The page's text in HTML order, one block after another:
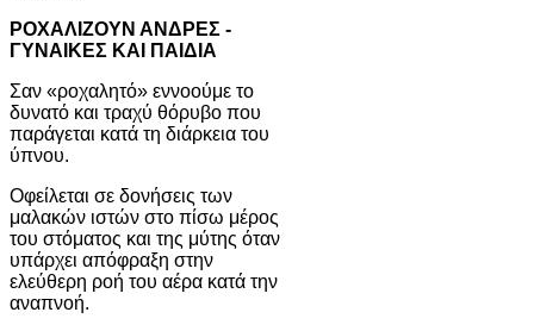
ΡΟΧΑΛΙΖΟΥΝ ΑΝΔΡΕΣ -
ΓΥΝΑΙΚΕΣ ΚΑΙ ΠΑΙΔΙΑ
Σαν «ροχαλητό» εννοούμε το
δυνατό και τραχύ θόρυβο που
παράγεται κατά τη διάρκεια του
ύπνου.
Οφείλεται σε δονήσεις των
μαλακών ιστών στο πίσω μέρος
του στόματος και της μύτης όταν
υπάρχει απόφραξη στην
ελεύθερη ροή του αέρα κατά την
αναπνοή.